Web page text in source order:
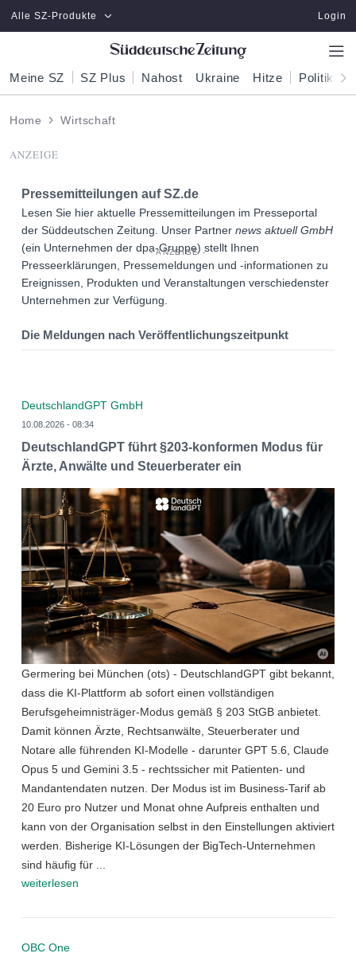
Zum Hauptinhalt springen
Alle SZ-Produkte Login
Meine SZ SZ Plus Nahost Ukraine Hitze Politik
Home Wirtschaft
ANZEIGE
Pressemitteilungen aufSZ.de
Lesen Sie hier aktuelle Pressemitteilungen im Presseportal
der Süddeutschen Zeitung. Unser Partner news aktuell GmbH
(ein Unternehmen der dpa-Gruppe) stellt Ihnen
Presseerklärungen, Pressemeldungen und -informationen zu
Ereignissen, Produkten und Veranstaltungen verschiedenster
Unternehmen zur Verfügung.
Die Meldungen nach Veröffentlichungszeitpunkt
DeutschlandGPT GmbH
10.08.2026 - 08:34
DeutschlandGPT führt §203-konformen Modus für
Ärzte, Anwälte und Steuerberater ein
Germering bei München (ots) - DeutschlandGPT gibt bekannt,
dass die KI-Plattform ab sofort einen vollständigen
Berufsgeheimnisträger-Modus gemäß § 203 StGB anbietet.
Damit können Ärzte, Rechtsanwälte, Steuerberater und
Notare alle führenden KI-Modelle - darunter GPT 5.6, Claude
Opus 5 und Gemini 3.5 - rechtssicher mit Patienten- und
Mandantendaten nutzen. Der Modus ist im Business-Tarif ab
20 Euro pro Nutzer und Monat ohne Aufpreis enthalten und
kann von der Organisation selbst in den Einstellungen aktiviert
werden. Bisherige KI-Lösungen der BigTech-Unternehmen
sind häufig für ...
weiterlesen
OBC One